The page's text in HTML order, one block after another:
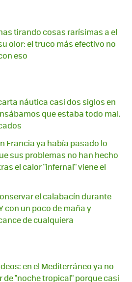
tirando cosas rarísimas a el
olor: el truco más efectivo no
eso
náutica casi dos siglos en
que estaba todo mal.
Francia ya había pasado lo
sus problemas no han hecho
el calor "infernal" viene el
el calabacín durante
con un poco de maña y
de cualquiera
en el Mediterráneo ya no
"noche tropical" porque casi